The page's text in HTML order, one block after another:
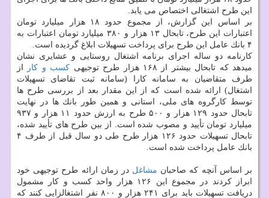
این طرح اشتغالی اختصاص می یابد.
بر اساس این گزارش، از مجموع حدود ۱۸ هزار میلیارد تومان
اعتبارات این طرح، تابحال ۱۳ هزار و ۳۸۰ میلیارد تومان اعتبارات به
۴ بانك عامل این طرح برای پرداخت تسهیلات ابلاغ گردیده است.
كارنامه دو ساله اجرای برنامه اشتغال روستایی و عشایری نشان
میدهد كه تابحال بیشتر از ۱۶۸ هزار طرح توجیهی
كسب و كار
از
طرف متقاضیان به سامانه كارا (سامانه ثبت تقاضای تسهیلات
اشتغال) ارائه شده است كه از این مقدار بعد از بررسی طرح ها
توسط كارگروه های ملی، استانی و همین طور بانك ها در نهایت
تابحال حدود ۱۲۹ هزار و ۵۰۰ طرح به ارزش حدود ۱۱ هزار و ۹۳۷
میلیارد تومان تأیید و مصوب شده است. از بین طرح های تأیید شده،
تابحال تسهیلات حدود ۱۲۶ هزار طرح طی دو سال قبل از طرف ۴
بانك عامل پرداخت شده است.
بر اساس آنچه كه صاحبان مشاغل در زمان ارائه طرح توجیهی خود
ابراز كردند در مجموع این ۱۲۶ هزار واحد كسب و كار مشمول
دریافت تسهیلات باید برای ۲۴۱ هزار و ۸۰۰ نفر اشتغالزایی كنند كه